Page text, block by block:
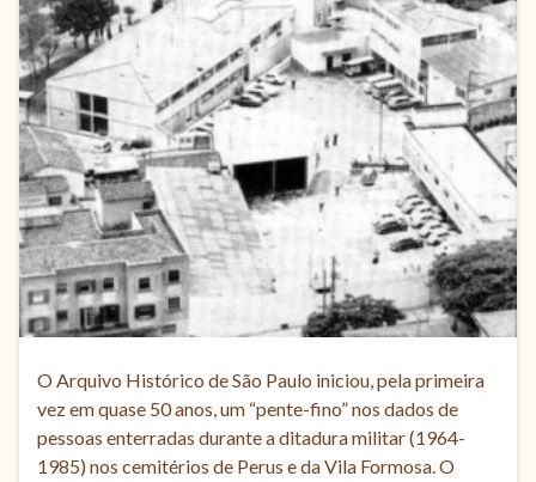
O Arquivo Histórico de São Paulo iniciou, pela primeira
vez em quase 50 anos, um “pente-fino” nos dados de
pessoas enterradas durante a ditadura militar (1964-
1985) nos cemitérios de Perus e da Vila Formosa. O